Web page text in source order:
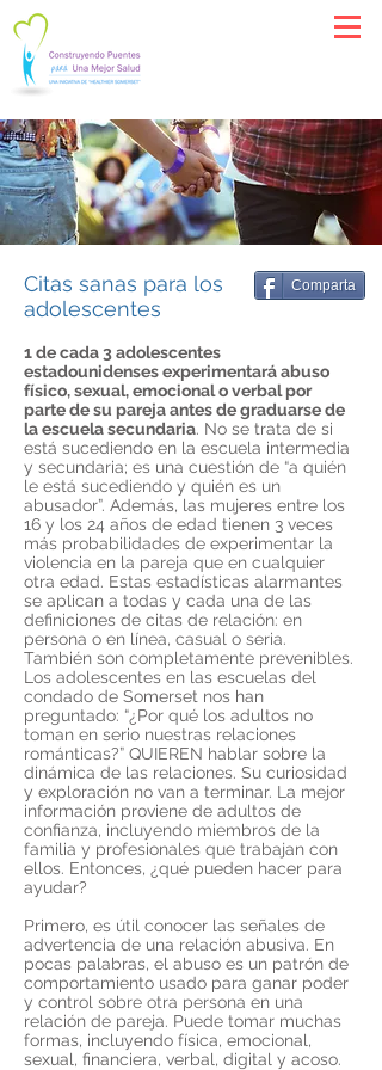
Citas sanas para los
adolescentes
Comparta
1 de cada 3 adolescentes
estadounidenses experimentará abuso
físico, sexual, emocional o verbal por
parte de su pareja antes de graduarse de
la escuela secundaria. No se trata de si
está sucediendo en la escuela intermedia
y secundaria; es una cuestión de “a quién
le está sucediendo y quién es un
abusador”. Además, las mujeres entre los
16 y los 24 años de edad tienen 3 veces
más probabilidades de experimentar la
violencia en la pareja que en cualquier
otra edad. Estas estadísticas alarmantes
se aplican a todas y cada una de las
definiciones de citas de relación: en
persona o en línea, casual o seria.
También son completamente prevenibles.
Los adolescentes en las escuelas del
condado de Somerset nos han
preguntado: “¿Por qué los adultos no
toman en serio nuestras relaciones
románticas?” QUIEREN hablar sobre la
dinámica de las relaciones. Su curiosidad
y exploración no van a terminar. La mejor
información proviene de adultos de
confianza, incluyendo miembros de la
familia y profesionales que trabajan con
ellos. Entonces, ¿qué pueden hacer para
ayudar?
Primero, es útil conocer las señales de
advertencia de una relación abusiva. En
pocas palabras, el abuso es un patrón de
comportamiento usado para ganar poder
y control sobre otra persona en una
relación de pareja. Puede tomar muchas
formas, incluyendo física, emocional,
sexual, financiera, verbal, digital y acoso.